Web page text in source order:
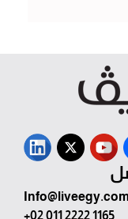
Info@liveegy.com
+02 011 2222 1165